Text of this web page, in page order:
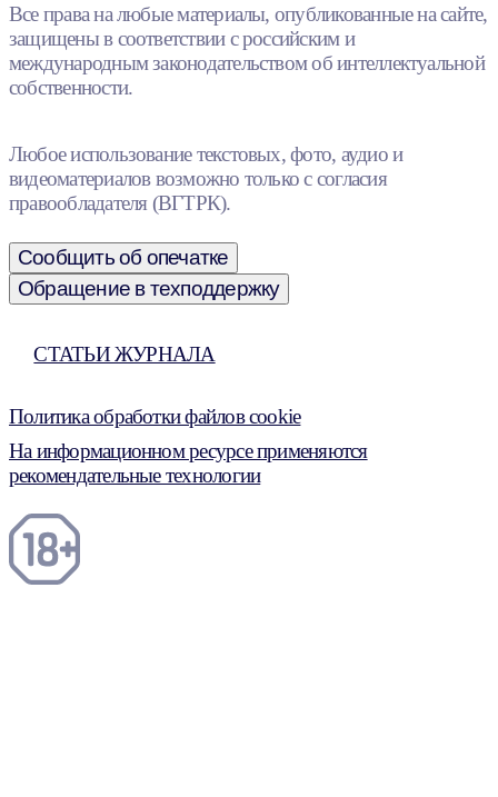
Все права на любые материалы, опубликованные на сайте,
защищены в соответствии с российским и
международным законодательством об интеллектуальной
собственности.
Любое использование текстовых, фото, аудио и
видеоматериалов возможно только с согласия
правообладателя (ВГТРК).
Сообщить об опечатке
Обращение в техподдержку
СТАТЬИ ЖУРНАЛА
Политика обработки файлов cookie
На информационном ресурсе применяются
рекомендательные технологии